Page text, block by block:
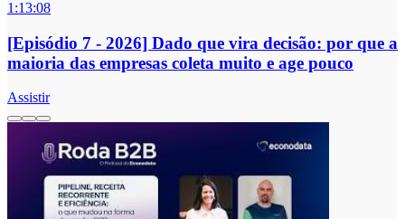
1:13:08
[Episódio 7 - 2026] Dado que vira decisão: por que a
maioria das empresas coleta muito e age pouco
Assistir